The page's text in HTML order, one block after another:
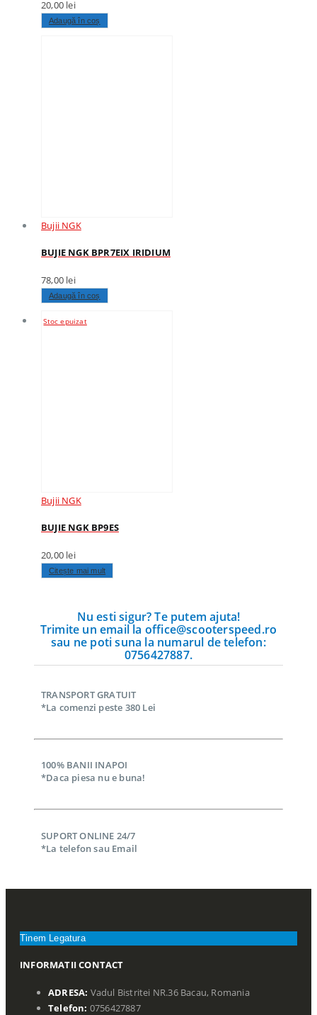
20,00 lei
Adaugă în coș
Bujii NGK
BUJIE NGK BPR7EIX IRIDIUM
78,00 lei
Adaugă în coș
Stoc epuizat
Bujii NGK
BUJIE NGK BP9ES
20,00 lei
Citește mai mult
Nu esti sigur? Te putem ajuta!
Trimite un email la office@scooterspeed.ro
sau ne poti suna la numarul de telefon:
0756427887.
TRANSPORT GRATUIT
*La comenzi peste 380 Lei
100% BANII INAPOI
*Daca piesa nu e buna!
SUPORT ONLINE 24/7
*La telefon sau Email
Tinem Legatura
INFORMATII CONTACT
ADRESA: Vadul Bistritei NR.36 Bacau, Romania
Telefon: 0756427887